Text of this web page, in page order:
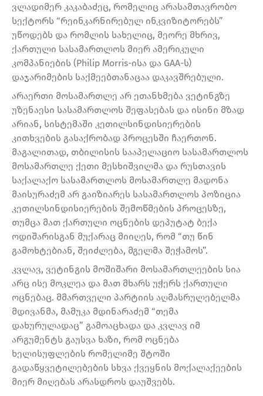
ვლადიმერ კაკაბაძეც, რომელიც არასამთავრობო
სექტორს “რეინკარნირებულ ინკვიზიტორებს”
უწოდებს და რომლის სახელიც, მეორე მხრივ,
ქართული სასამართლოს მიერ ამერიკული
კომპანიების (Philip Morris-ისა და GAA-ს)
დაჯარიმების საქმეებთანაცაა დაკავშრებული.
არაერთი მოსამართლე არ ეთანხმება ვეტინგზე
უზენაესი სასამართლოს შეფასებას და ისინი მზად
არიან, სისტემაში კეთილსინდისიერების
კითხვების გასაქრობად პროცესში ჩაერთონ.
მაგალითად, თბილისის სააპელაციო სასამართლოს
მოსამართლე ქეთი მესხიშვილმა და რუსთავის
საქალაქო სასამართლოს მოსამართლე მადონა
მაისურაძემ არ გაიზიარეს სასამართლოს პოზიცია
კეთილსინდისიერების შემოწმების პროცესზე,
თუმცა მათ ქართული ოცნების დეპუტატ ბექა
ოდიშარისგან მუქარაც მიიღეს, რომ “თუ წინ
გამოხტებიან, შეიძლება, მგელმა შეჭამოს”.
კვლავ, ვეტინგის მოშიშარი მოსამართლეების სია
არც ისე მოკლეა და მათ მხარს უჭერს ქართული
ოცნებაც. მმართველი პარტიის აღმასრულებელმა
მდივანმა, მამუკა მდინარაძემ “თემა
დახურულადაც” გამოაცხადა და კვლავ იმ
არგუმენტს გაუსვა ხაზი, რომ ოცნება
ხელისუფლების რომელიმე შტოში
გადაწყვეტილებების სხვა ქვეყნის მოქალაქეების
მიერ მიღებას არასდროს დაუშვებს.